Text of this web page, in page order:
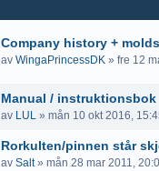
Company history + molds
av WingaPrincessDK » fre 12
Manual / instruktionsbok
av LUL » mån 10 okt 2016,
Rorkulten/pinnen står
av Salt» mån 28 mar 2011,